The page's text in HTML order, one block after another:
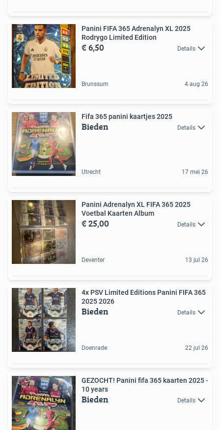
Panini FIFA 365 Adrenalyn XL 2025
Rodrygo Limited Edition
€ 6,50 Details
Brunssum 4 aug 26
Fifa 365 panini kaartjes 2025
Bieden Details
Utrecht 17 mei 26
Panini Adrenalyn XL FIFA 365 2025
Voetbal Kaarten Album
€ 25,00 Details
Deventer 13 jul 26
4x PSV Limited Editions Panini FIFA 365
2025 2026
Bieden Details
Doenrade 22 jul 26
GEZOCHT! Panini fifa 365 kaarten 2025 -
10 years
Bieden Details